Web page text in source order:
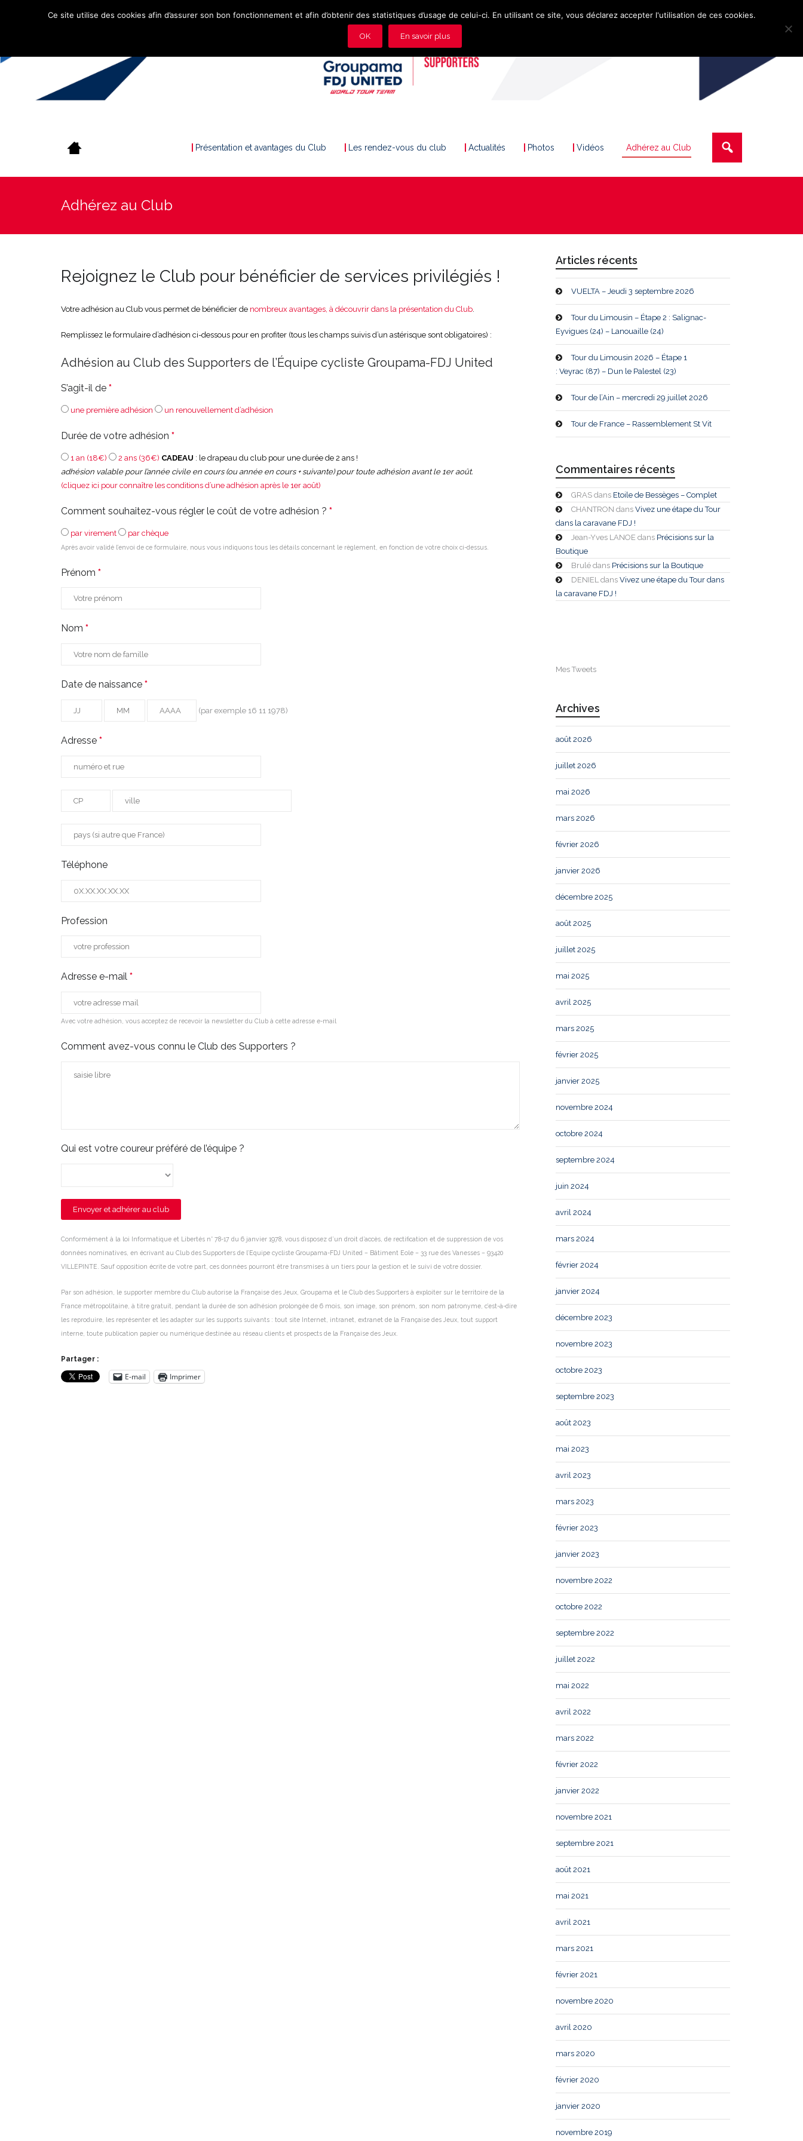
Présentation et avantages du Club Les rendez-vous du club Actualités Photos Vidéos Adhérez au Club
Adhérez au Club
Rejoignez le Club pour bénéficier de services privilégiés !
Votre adhésion au Club vous permet de bénéficier de nombreux avantages, à découvrir dans la présentation du Club.
Remplissez le formulaire d’adhésion ci-dessous pour en profiter (tous les champs suivis d’un astérisque sont obligatoires) :
Adhésion au Club des Supporters de l’Équipe cycliste Groupama-FDJ United
S’agit-il de *
une première adhésion un renouvellement d’adhésion
Durée de votre adhésion *
1 an (18€) 2 ans (36€) CADEAU : le drapeau du club pour une durée de 2 ans !
adhésion valable pour l’année civile en cours (ou année en cours + suivante) pour toute adhésion avant le 1er août.
(cliquez ici pour connaître les conditions d’une adhésion après le 1er août)
Comment souhaitez-vous régler le coût de votre adhésion ? *
par virement par chèque
Après avoir validé l’envoi de ce formulaire, nous vous indiquons tous les détails concernant le règlement, en fonction de votre choix ci-dessus.
Prénom *
Nom *
Date de naissance *
(par exemple 16 11 1978)
Adresse *
Téléphone
Profession
Adresse e-mail *
Avec votre adhésion, vous acceptez de recevoir la newsletter du Club à cette adresse e-mail
Comment avez-vous connu le Club des Supporters ?
Qui est votre coureur préféré de l’équipe ?
Envoyer et adhérer au club
Conformément à la loi Informatique et Libertés n° 78-17 du 6 janvier 1978, vous disposez d’un droit d’accès, de rectification et de suppression de vos
données nominatives, en écrivant au Club des Supporters de l’Equipe cycliste Groupama-FDJ United – Bâtiment Eole – 33 rue des Vanesses – 93420
VILLEPINTE. Sauf opposition écrite de votre part, ces données pourront être transmises à un tiers pour la gestion et le suivi de votre dossier.
Par son adhésion, le supporter membre du Club autorise la Française des Jeux, Groupama et le Club des Supporters à exploiter sur le territoire de la
France métropolitaine, à titre gratuit, pendant la durée de son adhésion prolongée de 6 mois, son image, son prénom, son nom patronyme, c’est-à-dire
les reproduire, les représenter et les adapter sur les supports suivants : tout site Internet, intranet, extranet de la Française des Jeux, tout support
interne, toute publication papier ou numérique destinée au réseau clients et prospects de la Française des Jeux.
Partager :
E-mail Imprimer
Articles récents
VUELTA – Jeudi 3 septembre 2026
Tour du Limousin – Étape 2 : Salignac-
Eyvigues (24) – Lanouaille (24)
Tour du Limousin 2026 – Étape 1
: Veyrac (87) – Dun le Palestel (23)
Tour de l’Ain – mercredi 29 juillet 2026
Tour de France – Rassemblement St Vit
Commentaires récents
GRAS dans Etoile de Bessèges – Complet
CHANTRON dans Vivez une étape du Tour
dans la caravane FDJ !
Jean-Yves LANOE dans Précisions sur la
Boutique
Brulé dans Précisions sur la Boutique
DENIEL dans Vivez une étape du Tour dans
la caravane FDJ !
Mes Tweets
Archives
août 2026
juillet 2026
mai 2026
mars 2026
février 2026
janvier 2026
décembre 2025
août 2025
juillet 2025
mai 2025
avril 2025
mars 2025
février 2025
janvier 2025
novembre 2024
octobre 2024
septembre 2024
juin 2024
avril 2024
mars 2024
février 2024
janvier 2024
décembre 2023
novembre 2023
octobre 2023
septembre 2023
août 2023
mai 2023
avril 2023
mars 2023
février 2023
janvier 2023
novembre 2022
octobre 2022
septembre 2022
juillet 2022
mai 2022
avril 2022
mars 2022
février 2022
janvier 2022
novembre 2021
septembre 2021
août 2021
mai 2021
avril 2021
mars 2021
février 2021
novembre 2020
avril 2020
mars 2020
février 2020
janvier 2020
novembre 2019
Ce site utilise des cookies afin d’assurer son bon fonctionnement et afin d’obtenir des statistiques d’usage de celui-ci. En utilisant ce site, vous déclarez accepter l'utilisation de ces cookies.
OK En savoir plus